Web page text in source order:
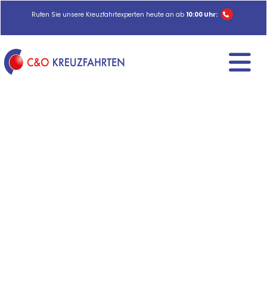
Rufen Sie unsere Kreuzfahrtexperten heute an ab 10:00 Uhr: